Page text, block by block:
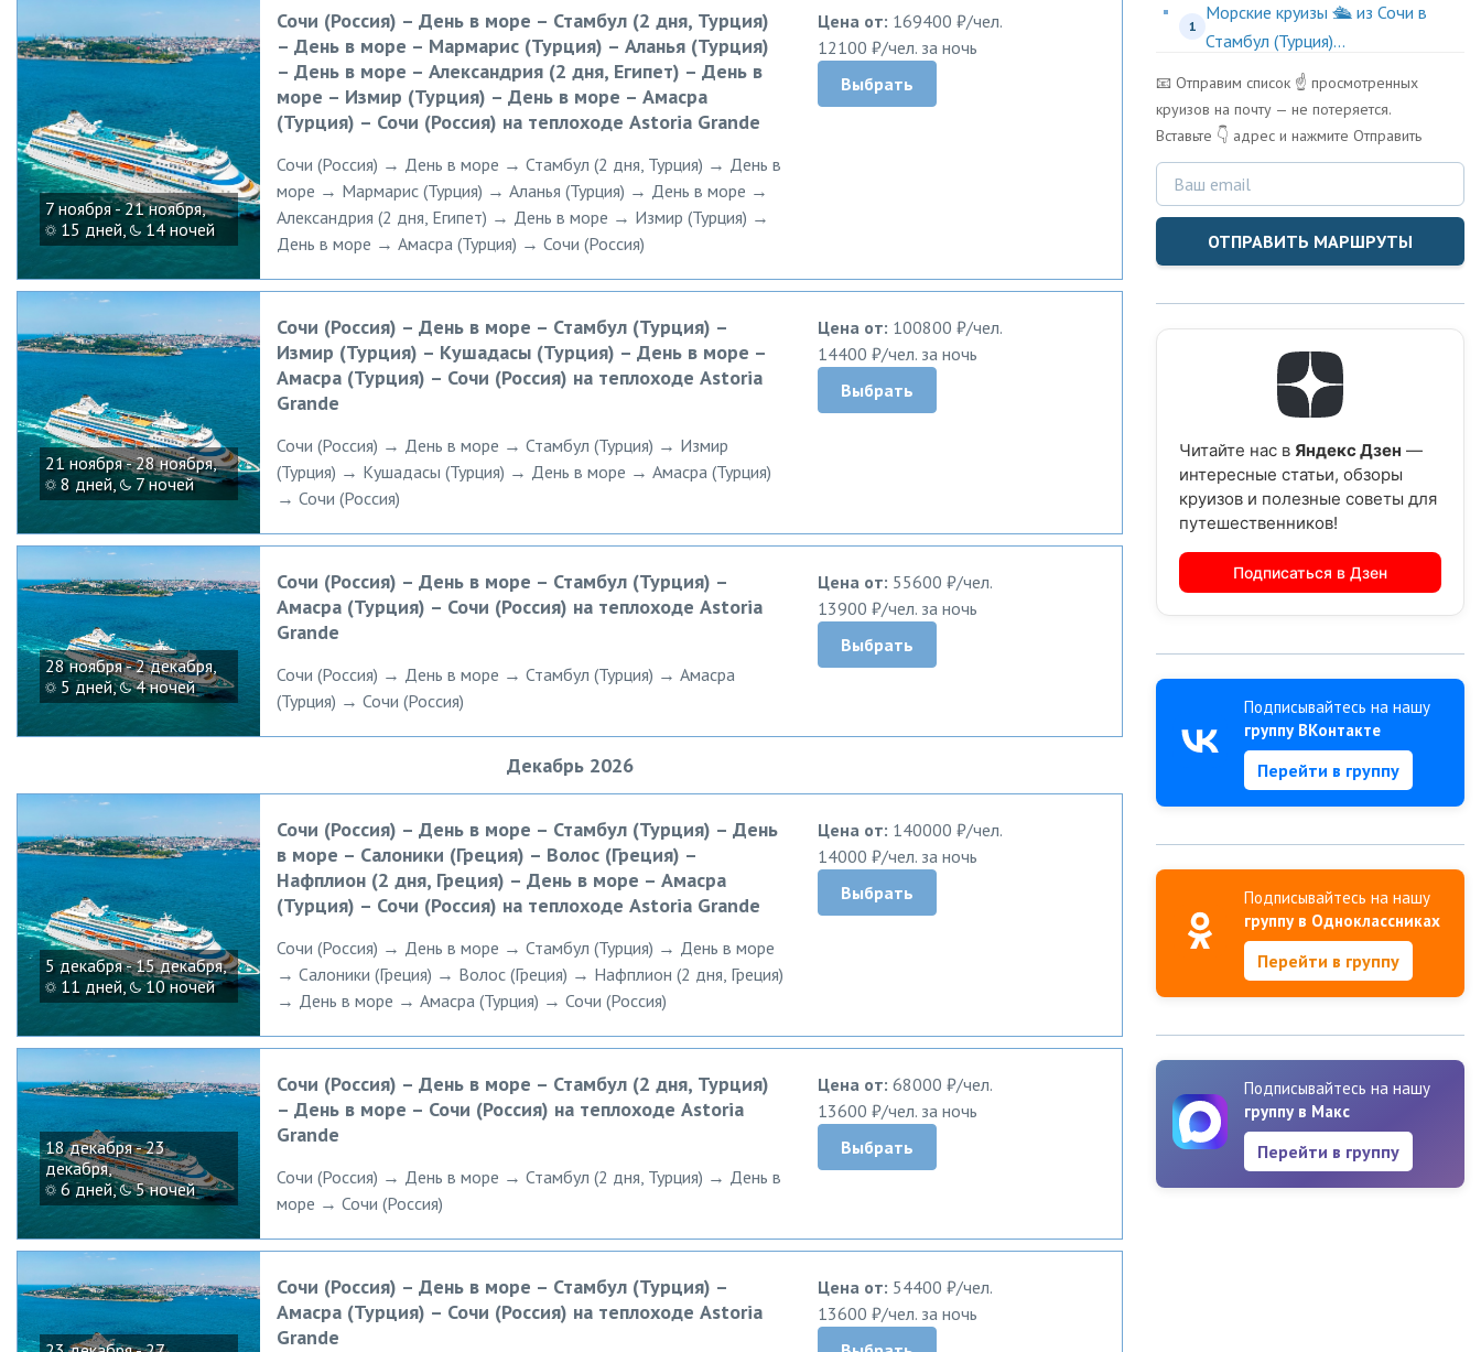
7 ноября - 21 ноября,
15 дней,
14 ночей
Сочи (Россия) – День в море – Стамбул (2 дня, Турция)
– День в море – Мармарис (Турция) – Аланья (Турция)
– День в море – Александрия (2 дня, Египет) – День в
море – Измир (Турция) – День в море – Амасра
(Турция) – Сочи (Россия) на теплоходе Astoria Grande
Сочи (Россия) → День в море → Стамбул (2 дня, Турция) → День в
море → Мармарис (Турция) → Аланья (Турция) → День в море →
Александрия (2 дня, Египет) → День в море → Измир (Турция) →
День в море → Амасра (Турция) → Сочи (Россия)
Цена от: 169400 ₽/чел.
12100 ₽/чел. за ночь
Выбрать
21 ноября - 28 ноября,
8 дней,
7 ночей
Сочи (Россия) – День в море – Стамбул (Турция) –
Измир (Турция) – Кушадасы (Турция) – День в море –
Амасра (Турция) – Сочи (Россия) на теплоходе Astoria
Grande
Сочи (Россия) → День в море → Стамбул (Турция) → Измир
(Турция) → Кушадасы (Турция) → День в море → Амасра (Турция)
→ Сочи (Россия)
Цена от: 100800 ₽/чел.
14400 ₽/чел. за ночь
Выбрать
28 ноября - 2 декабря,
5 дней, 4 ночей
Сочи (Россия) – День в море – Стамбул (Турция) –
Амасра (Турция) – Сочи (Россия) на теплоходе Astoria
Grande
Сочи (Россия) → День в море → Стамбул (Турция) → Амасра
(Турция) → Сочи (Россия)
Цена от: 55600 ₽/чел.
13900 ₽/чел. за ночь
Выбрать
Декабрь 2026
5 декабря - 15 декабря,
11 дней,
10 ночей
Сочи (Россия) – День в море – Стамбул (Турция) – День
в море – Салоники (Греция) – Волос (Греция) –
Нафплион (2 дня, Греция) – День в море – Амасра
(Турция) – Сочи (Россия) на теплоходе Astoria Grande
Сочи (Россия) → День в море → Стамбул (Турция) → День в море
→ Салоники (Греция) → Волос (Греция) → Нафплион (2 дня, Греция)
→ День в море → Амасра (Турция) → Сочи (Россия)
Цена от: 140000 ₽/чел.
14000 ₽/чел. за ночь
Выбрать
18 декабря - 23
декабря,
6 дней, 5 ночей
Сочи (Россия) – День в море – Стамбул (2 дня, Турция)
– День в море – Сочи (Россия) на теплоходе Astoria
Grande
Сочи (Россия) → День в море → Стамбул (2 дня, Турция) → День в
море → Сочи (Россия)
Цена от: 68000 ₽/чел.
13600 ₽/чел. за ночь
Выбрать
Сочи (Россия) – День в море – Стамбул (Турция) –
Амасра (Турция) – Сочи (Россия) на теплоходе Astoria
Grande
Цена от: 54400 ₽/чел.
13600 ₽/чел. за ночь
1
Морские круизы 🛳️ из Сочи в
Стамбул (Турция)...
📧 Отправим список ☝️ просмотренных
круизов на почту — не потеряется.
Вставьте 👇 адрес и нажмите Отправить
ОТПРАВИТЬ МАРШРУТЫ
Читайте нас в Яндекс Дзен —
интересные статьи, обзоры
круизов и полезные советы для
путешественников!
Подписаться в Дзен
Подписывайтесь на нашу
группу ВКонтакте
Перейти в группу
Подписывайтесь на нашу
группу в Одноклассниках
Перейти в группу
Подписывайтесь на нашу
группу в Макс
Перейти в группу